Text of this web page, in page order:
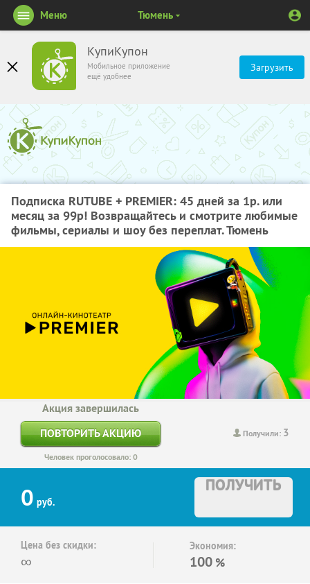
КупиКупон
Мобильное приложение
ещё удобнее
Загрузить
Меню Тюмень
Подписка RUTUBE + PREMIER: 45 дней за 1р. или
месяц за 99р! Возвращайтесь и смотрите любимые
фильмы, сериалы и шоу без переплат. Тюмень
Получили: 3
Акция завершилась
ПОВТОРИТЬ АКЦИЮ
Человек проголосовало: 0
0 руб.
ПОЛУЧИТЬ
Цена без скидки:
∞
Экономия:
100 %